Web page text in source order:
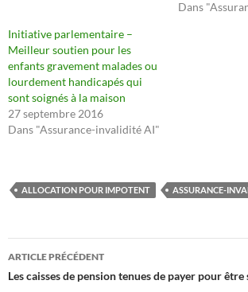
Dans
Initiative parlementaire –
Meilleur soutien pour les
enfants gravement malades ou
lourdement handicapés qui
sont soignés à la maison
27 septembre 2016
Dans "Assurance-invalidité AI"
ALLOCATION POUR IMPOTENT ASSURANCE-
Navigation
des
ARTICLE PRÉCÉDENT
Les caisses de pension tenues de payer pour